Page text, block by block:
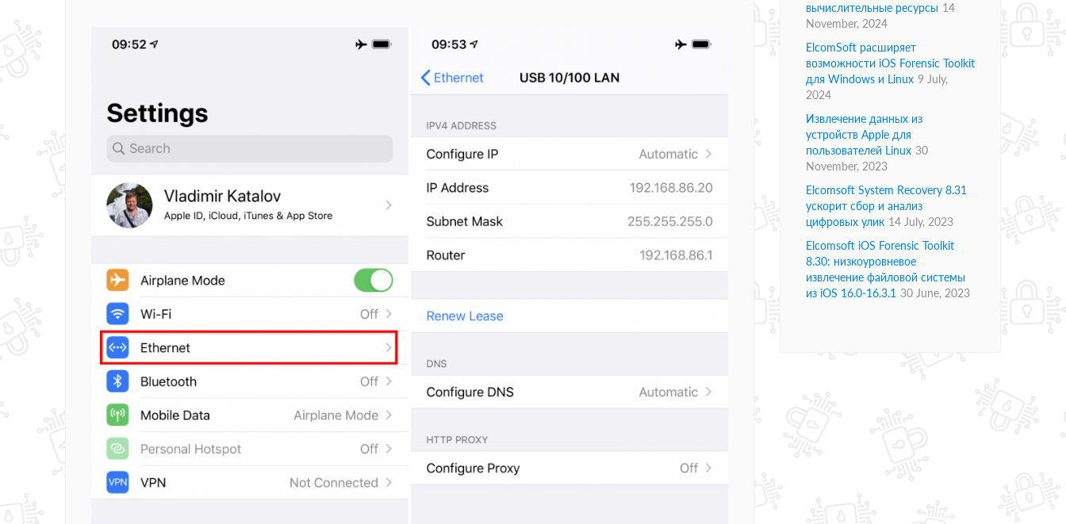
вычислительные ресурсы 14
November, 2024
ElcomSoft расширяет
возможности iOS Forensic Toolkit
для Windows и Linux 9 July,
2024
Извлечение данных из
устройств Apple для
пользователей Linux 30
November, 2023
Elcomsoft System Recovery 8.31
ускорит сбор и анализ
цифровых улик 14 July, 2023
Elcomsoft iOS Forensic Toolkit
8.30: низкоуровневое
извлечение файловой системы
из iOS 16.0-16.3.1 30 June, 2023